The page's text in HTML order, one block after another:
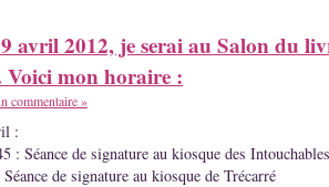
avril 2012, je serai au Salon du
Voici mon horaire :
commentaire »
:
: Séance de signature au kiosque des Intouchables
de signature au kiosque de Trécarré